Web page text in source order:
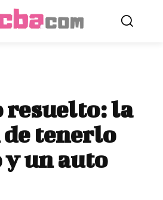
la
tenerlo
y un auto